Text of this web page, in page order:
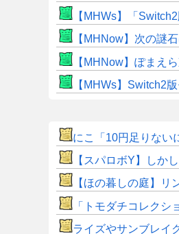
【MHWs】「
【MHNow】次の謎
【MHNow】ぽまえ
【MHWs】Switch2
にこ「10円足りない
【スパロボY】しか
【ほの暮しの庭】リ
「トモダチコレクシ
ライズやサンブレイ